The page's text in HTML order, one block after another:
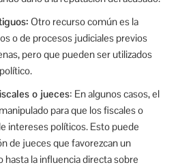
Otro recurso común es la
o de procesos judiciales previos
pero que pueden ser utilizados
o jueces: En algunos casos, el
para que los fiscales o
intereses políticos. Esto puede
de jueces que favorezcan un
la influencia directa sobre